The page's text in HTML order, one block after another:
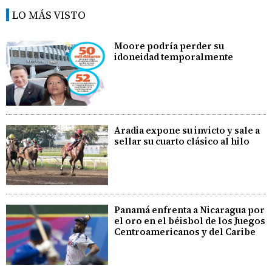
LO MÁS VISTO
Moore podría perder su
idoneidad temporalmente
Aradia expone su invicto y sale a
sellar su cuarto clásico al hilo
Panamá enfrenta a Nicaragua por
el oro en el béisbol de los Juegos
Centroamericanos y del Caribe